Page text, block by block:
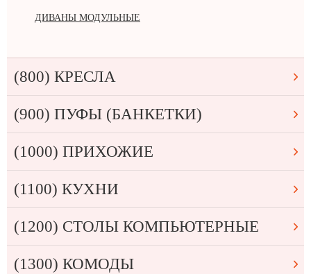
ДИВАНЫ МОДУЛЬНЫЕ
(800) КРЕСЛА
(900) ПУФЫ (БАНКЕТКИ)
(1000) ПРИХОЖИЕ
(1100) КУХНИ
(1200) СТОЛЫ КОМПЬЮТЕРНЫЕ
(1300) КОМОДЫ